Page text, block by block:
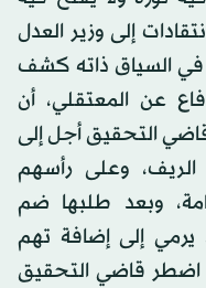
إلى وزير العدل
السياق ذاته كشف
عن المعتقلي، أن
التحقيق أجل إلى
وعلى رأسهم
وبعد طلبها ضم
إلى إضافة تهم
اضطر قاضي التحقيق